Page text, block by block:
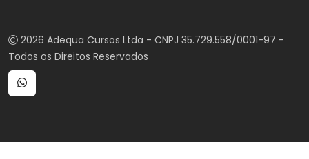
2026 Adequa Cursos Ltda - CNPJ 35.729.558/0001-97 -
Todos os Direitos Reservados